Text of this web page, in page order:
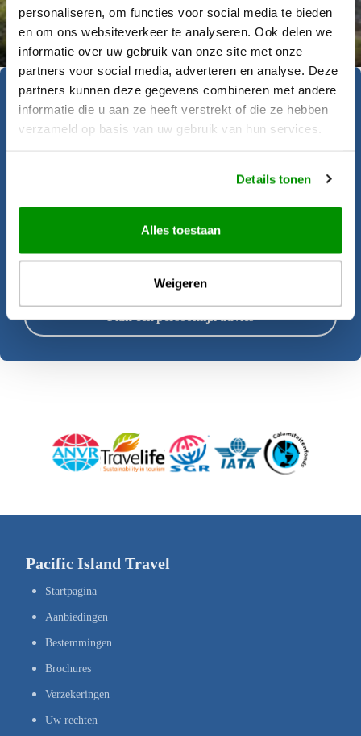
personaliseren, om functies voor social media te bieden
en om ons websiteverkeer te analyseren. Ook delen we
informatie over uw gebruik van onze site met onze
partners voor social media, adverteren en analyse. Deze
partners kunnen deze gegevens combineren met andere
informatie die u aan ze heeft verstrekt of die ze hebben
verzameld op basis van uw gebruik van hun services.
Details tonen
Alles toestaan
Weigeren
Déanne Wetzels
Geïnspireerd geraakt?
samenstellen van deze rondreis.
Offerte aanvragen
Plan een persoonlijk advies
Pacific Island Travel
Startpagina
Aanbiedingen
Bestemmingen
Brochures
Verzekeringen
Uw rechten